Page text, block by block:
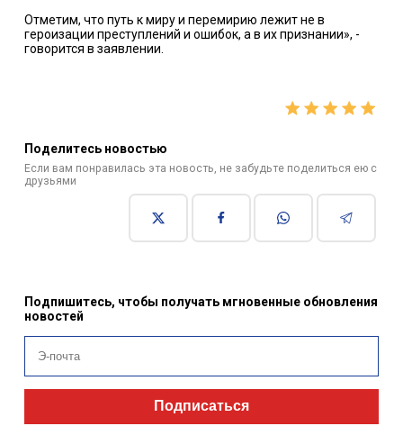
Отметим, что путь к миру и перемирию лежит не в
героизации преступлений и ошибок, а в их признании», -
говорится в заявлении.
Поделитесь новостью
Если вам понравилась эта новость, не забудьте поделиться ею с
друзьями
Подпишитесь, чтобы получать мгновенные обновления
новостей
Подписаться